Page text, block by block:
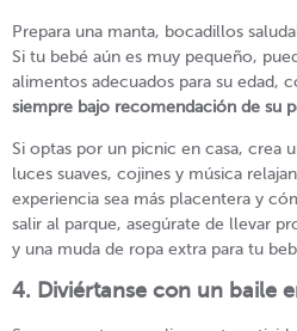
Prepara una manta, bocadillos
Si tu bebé aún es muy pequeño,
alimentos adecuados para su edad,
siempre bajo recomendación de su
Si optas por un picnic en casa, crea
luces suaves, cojines y música
experiencia sea más placentera y
salir al parque, asegúrate de llevar
y una muda de ropa extra para tu
4. Diviértanse con un baile